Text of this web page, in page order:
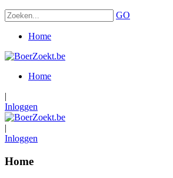
GO
Home
Home
|
Inloggen
|
Inloggen
Home